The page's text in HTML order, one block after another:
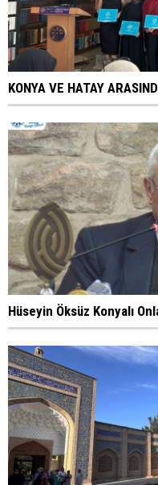
KONYA VE HATAY
Hüseyin Öksüz Konyalı